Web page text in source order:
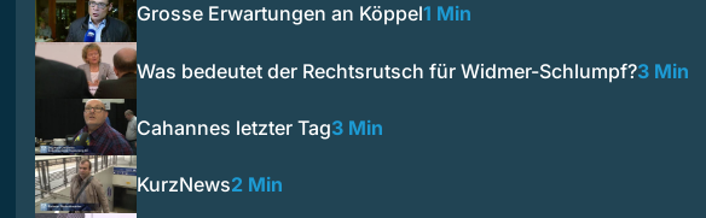
Grosse Erwartungen an Köppel1 Min
Was bedeutet der Rechtsrutsch für Widmer-Schlumpf?3 Min
Cahannes letzter Tag3 Min
KurzNews2 Min